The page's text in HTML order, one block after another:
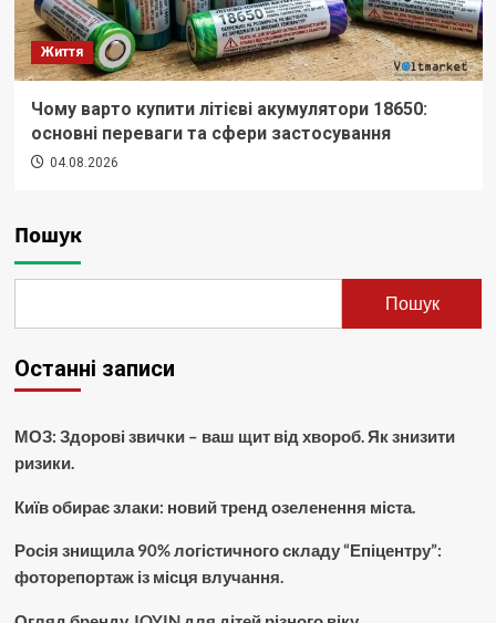
Життя
Чому варто купити літієві акумулятори 18650:
основні переваги та сфери застосування
04.08.2026
Пошук
Пошук
Останні записи
МОЗ: Здорові звички – ваш щит від хвороб. Як знизити
ризики.
Київ обирає злаки: новий тренд озеленення міста.
Росія знищила 90% логістичного складу “Епіцентру”:
фоторепортаж із місця влучання.